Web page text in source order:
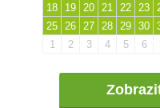
18
19 20 21 22 23
25
26 27 28 29 30
1
2 3 4 5 6